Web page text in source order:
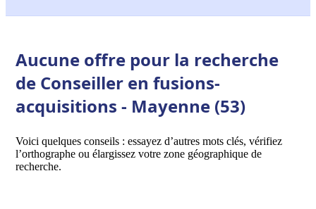
Aucune offre pour la recherche
de Conseiller en fusions-
acquisitions - Mayenne (53)
Voici quelques conseils : essayez d’autres mots clés, vérifiez
l’orthographe ou élargissez votre zone géographique de
recherche.